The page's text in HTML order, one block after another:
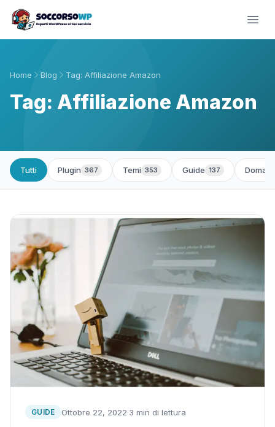
Home Blog Tag: Affiliazione Amazon
Tag: Affiliazione Amazon
Tutti Plugin 367 Temi 353 Guide 137
GUIDE Ottobre 22, 2022·3 min di lettura